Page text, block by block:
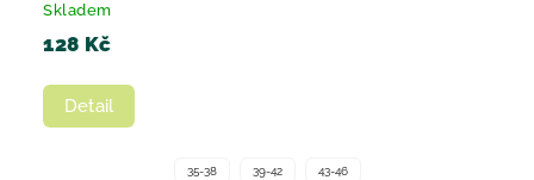
Skladem
128 Kč
Detail
35-38 39-42 43-46